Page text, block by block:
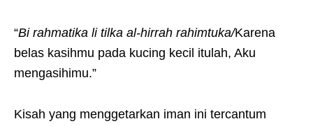
“Bi rahmatika li tilka al-hirrah rahimtuka/Karena
belas kasihmu pada kucing kecil itulah, Aku
mengasihimu.”
Kisah yang menggetarkan iman ini tercantum